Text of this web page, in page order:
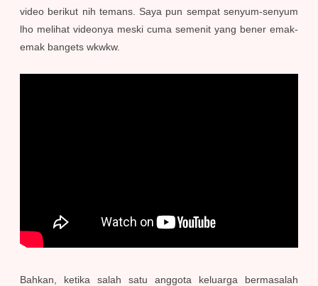
video berikut nih temans. Saya pun sempat senyum-senyum
lho melihat videonya meski cuma semenit yang bener emak-
emak bangets wkwkw.
Bahkan, ketika salah satu anggota keluarga bermasalah